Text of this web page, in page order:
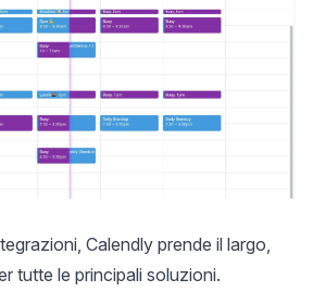
Calendly prende il largo,
tutte le principali soluzioni.